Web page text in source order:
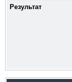
Результат